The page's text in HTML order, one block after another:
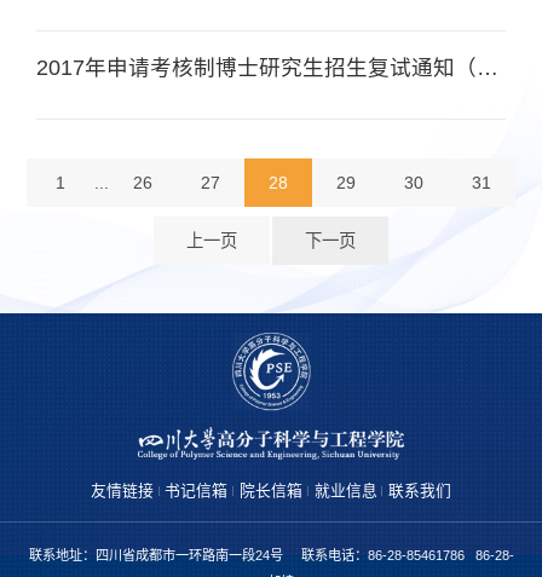
2017年申请考核制博士研究生招生复试通知（材料学专业）
1 26 27 28 29 30 31
上一页 下一页
友情链接 书记信箱 院长信箱 就业信息 联系我们
联系地址：四川省成都市一环路南一段24号 联系电话：86-28-85461786 86-28-